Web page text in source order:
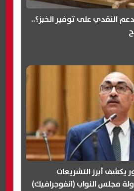
النقدي على توفير الخبز؟..
يكشف أبرز التشريعات
مجلس النواب (انفوجرافيك)